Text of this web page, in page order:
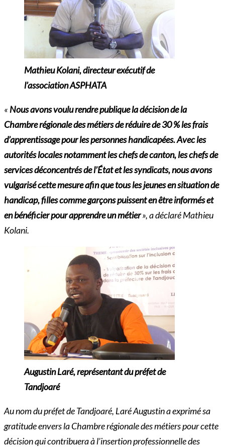
Mathieu Kolani, directeur exécutif de
l’association ASPHATA
« Nous avons voulu rendre publique la décision de la
Chambre régionale des métiers de réduire de 30 % les frais
d’apprentissage pour les personnes handicapées.Avec les
autorités locales notamment les chefs de canton, les chefs de
services déconcentrés de l’État et les syndicats, nous avons
vulgarisé cette mesure afin que tous les jeunes ensituation de
handicap, filles comme garçons puissent en être informés et
en bénéficier pourapprendre unmétier», a déclaré Mathieu
Kolani.
Augustin Laré, représentant du préfet de
Tandjoaré
Au nom du préfet de Tandjoaré, Laré Augustin a exprimé sa
gratitude envers la Chambre régionale des métiers pour cette
décision qui contribuera à l’insertion professionnelle des